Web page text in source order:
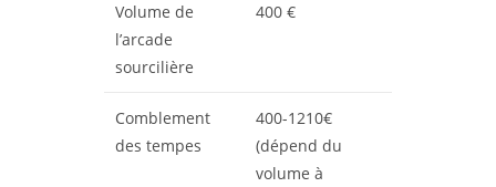
Volume de
l’arcade
sourcilière
400 €
Comblement
des tempes
400-1210€
(dépend du
volume à